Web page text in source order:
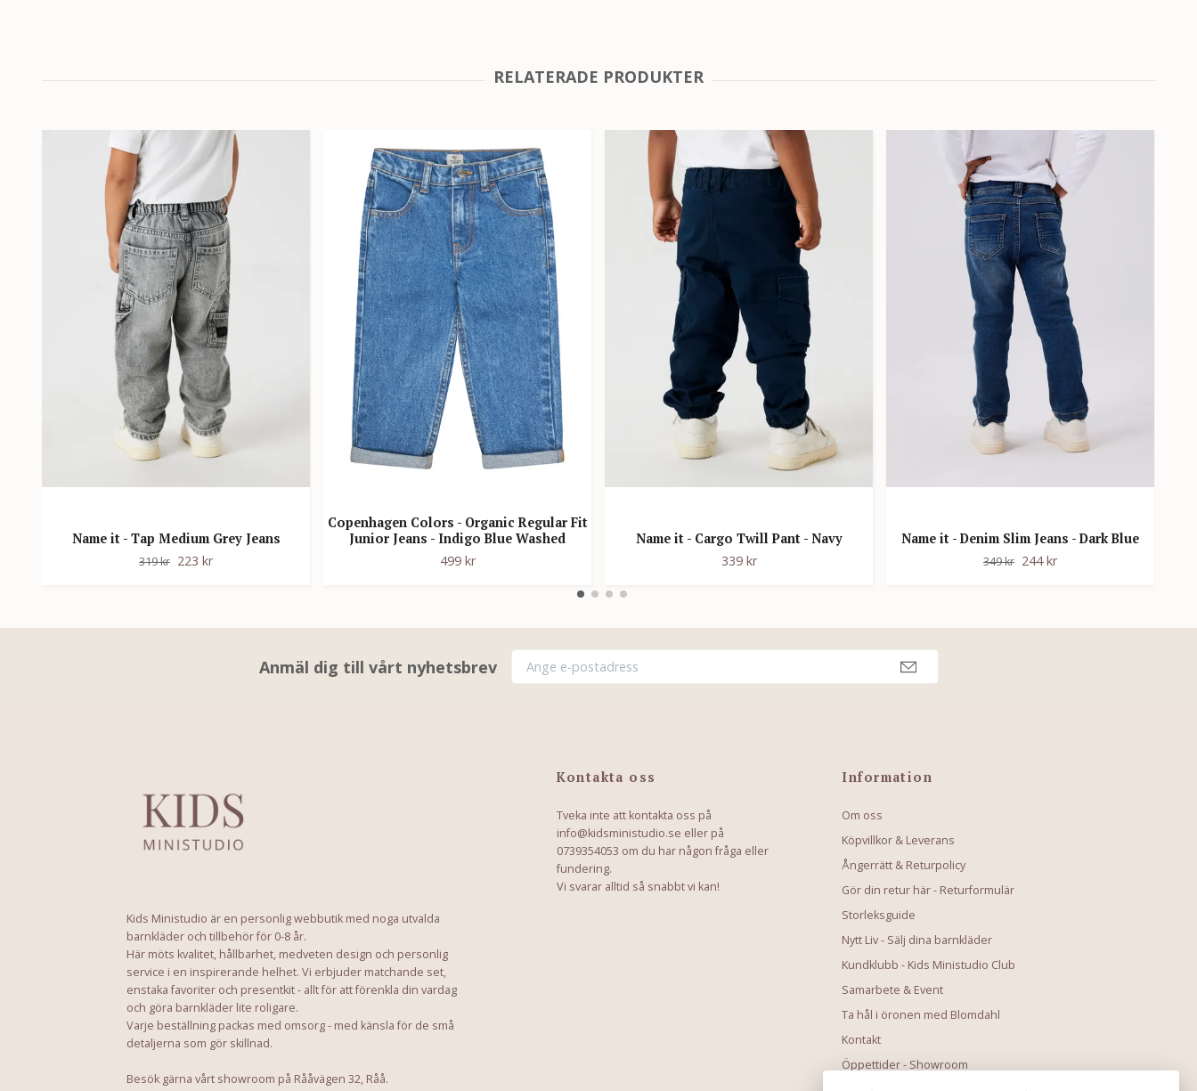
Name it - Tap Medium Grey Jeans
319 kr 223 kr
Copenhagen Colors - Organic Regular Fit
Junior Jeans - Indigo Blue Washed
499 kr
Name it - Cargo Twill Pant - Navy
339 kr
Name it - Denim Slim Jeans - Dark Blue
349 kr 244 kr
Anmäl dig till vårt nyhetsbrev
Kids Ministudio är en personlig webbutik med noga utvalda
barnkläder och tillbehör för 0-8 år.
Här möts kvalitet, hållbarhet, medveten design och personlig
service i en inspirerande helhet. Vi erbjuder matchande set,
enstaka favoriter och presentkit - allt för att förenkla din vardag
och göra barnkläder lite roligare.
Varje beställning packas med omsorg - med känsla för de små
detaljerna som gör skillnad.
Besök gärna vårt showroom på Rååvägen 32, Råå.
Kontakta oss
Tveka inte att kontakta oss på
info@kidsministudio.se eller på
0739354053 om du har någon fråga eller
fundering.
Vi svarar alltid så snabbt vi kan!
Information
Om oss
Köpvillkor & Leverans
Ångerrätt & Returpolicy
Gör din retur här - Returformulär
Storleksguide
Nytt Liv - Sälj dina barnkläder
Kundklubb - Kids Ministudio Club
Samarbete & Event
Ta hål i öronen med Blomdahl
Kontakt
Öppettider - Showroom